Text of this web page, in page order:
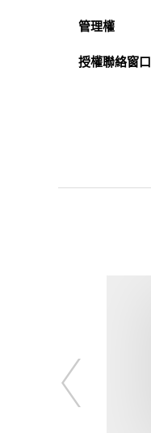
管理權
授權聯絡窗口